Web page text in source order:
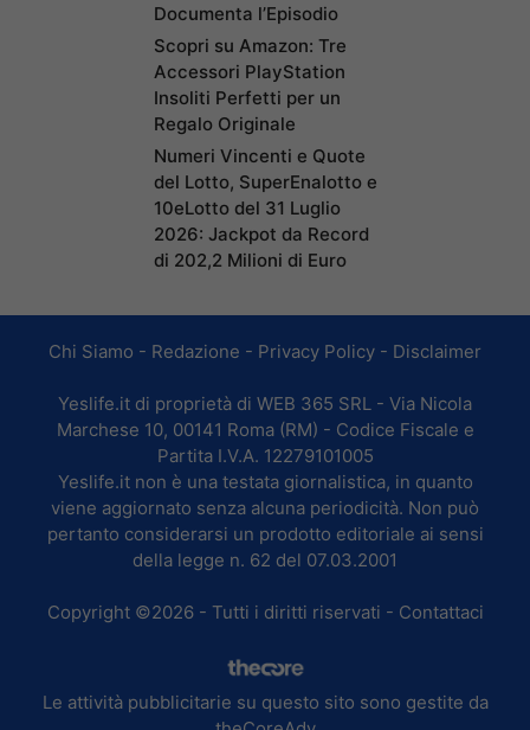
Documenta l’Episodio
Scopri su Amazon: Tre
Accessori PlayStation
Insoliti Perfetti per un
Regalo Originale
Numeri Vincenti e Quote
del Lotto, SuperEnalotto e
10eLotto del 31 Luglio
2026: Jackpot da Record
di 202,2 Milioni di Euro
Chi Siamo - Redazione - Privacy Policy - Disclaimer
Yeslife.it di proprietà di WEB 365 SRL - Via Nicola
Marchese 10, 00141 Roma (RM) - Codice Fiscale e
Partita I.V.A. 12279101005
Yeslife.it non è una testata giornalistica, in quanto
viene aggiornato senza alcuna periodicità. Non può
pertanto considerarsi un prodotto editoriale ai sensi
della legge n. 62 del 07.03.2001
Copyright ©2026 - Tutti i diritti riservati - Contattaci
Le attività pubblicitarie su questo sito sono gestite da